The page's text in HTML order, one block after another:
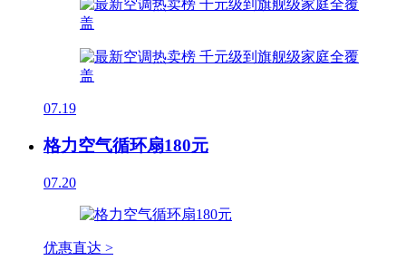
07.19
格力空气循环扇180元
07.20
优惠直达 >